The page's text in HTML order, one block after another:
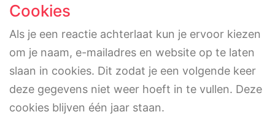
Cookies
Als je een reactie achterlaat kun je ervoor kiezen
om je naam, e-mailadres en website op te laten
slaan in cookies. Dit zodat je een volgende keer
deze gegevens niet weer hoeft in te vullen. Deze
cookies blijven één jaar staan.